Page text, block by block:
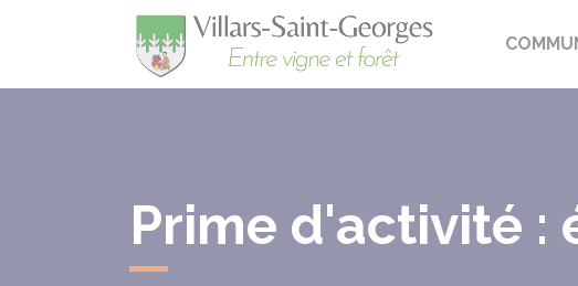
Villars-
Prime d'activité :